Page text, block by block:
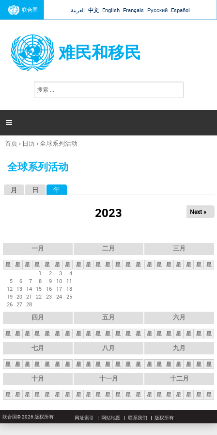
Jump to navigation
联合国 العربية 中文 English Français Русский Español
难民和移民
搜
索

你
这
首页› 日历›全球系列活动
全球系列活动
月 日 年
2023 Next »
一月
星 星 星 星 星 星
星
1
2 3
4
5
6 7 8 9 10
11
12 13 14 15 16 17
18
19 20 21 22 23 24 25
26 27 28
二月
星 星 星 星 星 星 星
三月
星 星 星 星 星 星 星
四月
星 星 星 星 星 星 星
五月
星 星 星 星 星 星 星
六月
星 星 星 星 星 星 星
七月
星 星 星 星 星 星 星
八月
星 星 星 星 星 星 星
九月
星 星 星 星 星 星 星
十月
星 星 星 星 星 星 星
十一月
星 星 星 星 星 星 星
十二月
星 星 星 星 星 星 星
联合国© 2026 版权所有 网址索引 网站地图 联系我们 版权所有